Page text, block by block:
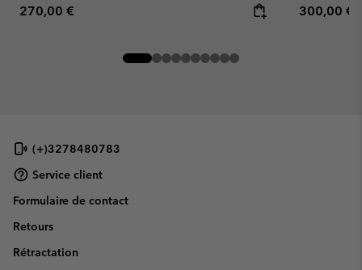
Regular price:
270,00 € Regular
300,00 €
(+)3278480783
Service client
Formulaire de contact
Retours
Rétractation